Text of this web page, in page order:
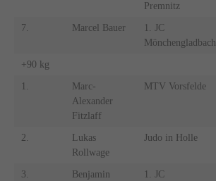
Premnitz
7. Marcel Bauer
1. JC
Mönchengladbach
+90 kg
1.
Marc-
Alexander
Fitzlaff
MTV Vorsfelde
2.
Lukas
Rollwage
Judo in Holle
3.
Benjamin
1. JC